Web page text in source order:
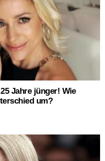
Jahre jünger! Wie
um?